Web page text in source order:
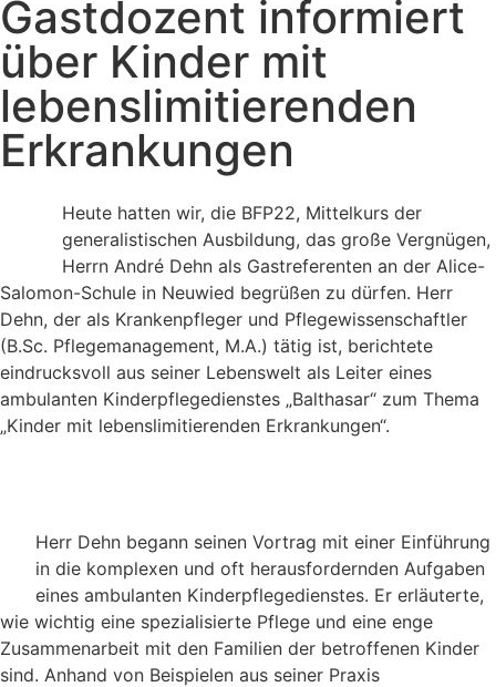
Gastdozent informiert
über Kinder mit
lebenslimitierenden
Erkrankungen
Heute hatten wir, die BFP22, Mittelkurs der
generalistischen Ausbildung, das große Vergnügen,
Herrn André Dehn als Gastreferenten an der Alice-
Salomon-Schule in Neuwied begrüßen zu dürfen. Herr
Dehn, der als Krankenpfleger und Pflegewissenschaftler
(B.Sc. Pflegemanagement, M.A.) tätig ist, berichtete
eindrucksvoll aus seiner Lebenswelt als Leiter eines
ambulanten Kinderpflegedienstes „Balthasar“ zum Thema
„Kinder mit lebenslimitierenden Erkrankungen“.
Herr Dehn begann seinen Vortrag mit einer Einführung
in die komplexen und oft herausfordernden Aufgaben
eines ambulanten Kinderpflegedienstes. Er erläuterte,
wie wichtig eine spezialisierte Pflege und eine enge
Zusammenarbeit mit den Familien der betroffenen Kinder
sind. Anhand von Beispielen aus seiner Praxis